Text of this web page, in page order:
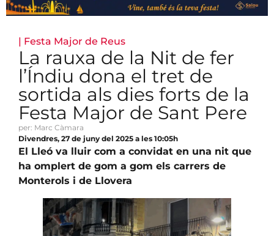
| Festa Major de Reus
La rauxa de la Nit de fer
l’Índiu dona el tret de
sortida als dies forts de la
Festa Major de Sant Pere
per: Marc Càmara
Divendres, 27 de juny del 2025 a les 10:05h
El Lleó va lluir com a convidat en una nit que
ha omplert de gom a gom els carrers de
Monterols i de Llovera